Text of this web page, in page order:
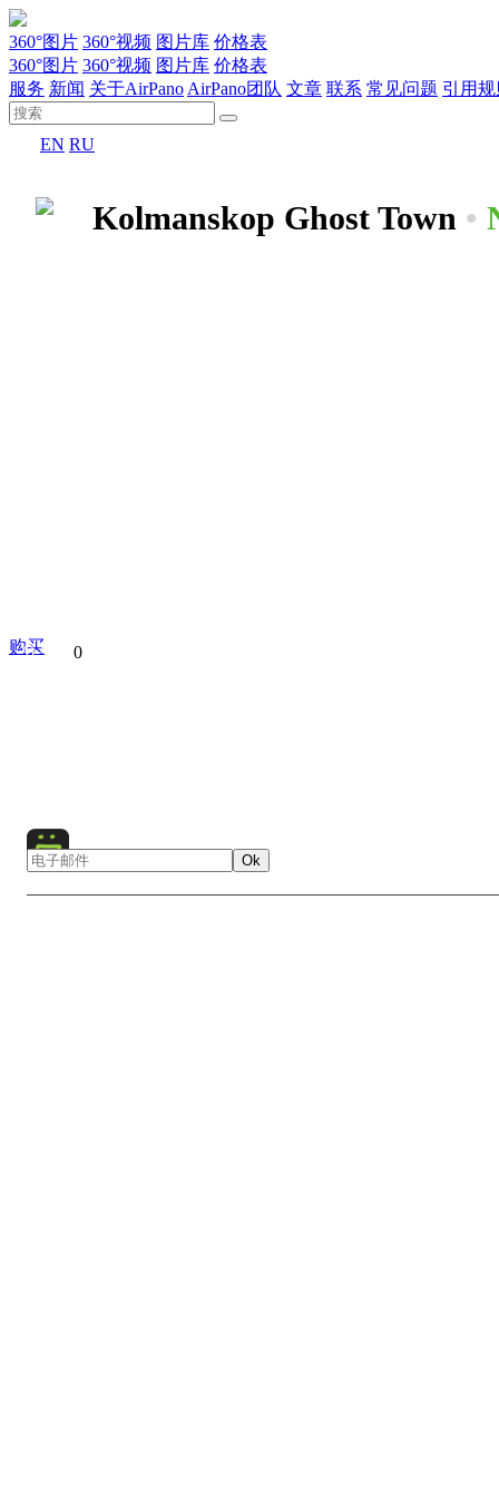
360°图片 360°视频 图片库 价格表
360°图片 360°视频 图片库 价格表
服务 新闻 关于AirPano AirPano团队 文章 联系 常见问题 引用
EN RU
Kolmanskop Ghost Town •
分享到 0
购买
Ok